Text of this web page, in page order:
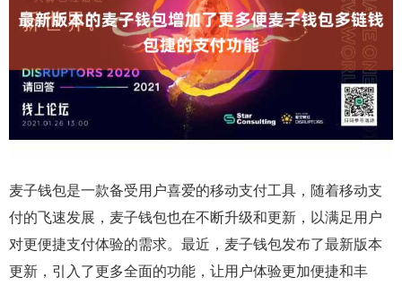
麦子钱包是一款备受用户喜爱的移动支付工具，随着移动支
付的飞速发展，麦子钱包也在不断升级和更新，以满足用户
对更便捷支付体验的需求。最近，麦子钱包发布了最新版本
更新，引入了更多全面的功能，让用户体验更加便捷和丰